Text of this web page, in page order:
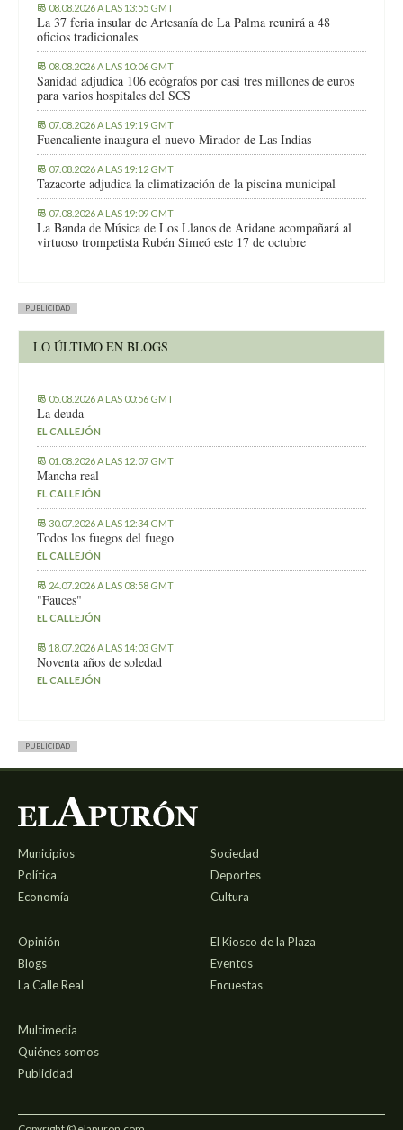
08.08.2026 A LAS 13:55 GMT
La 37 feria insular de Artesanía de La Palma reunirá a 48
oficios tradicionales
08.08.2026 A LAS 10:06 GMT
Sanidad adjudica 106 ecógrafos por casi tres millones de euros
para varios hospitales del SCS
07.08.2026 A LAS 19:19 GMT
Fuencaliente inaugura el nuevo Mirador de Las Indias
07.08.2026 A LAS 19:12 GMT
Tazacorte adjudica la climatización de la piscina municipal
07.08.2026 A LAS 19:09 GMT
La Banda de Música de Los Llanos de Aridane acompañará al
virtuoso trompetista Rubén Simeó este 17 de octubre
PUBLICIDAD
LO ÚLTIMO EN BLOGS
05.08.2026 A LAS 00:56 GMT
La deuda
EL CALLEJÓN
01.08.2026 A LAS 12:07 GMT
Mancha real
EL CALLEJÓN
30.07.2026 A LAS 12:34 GMT
Todos los fuegos del fuego
EL CALLEJÓN
24.07.2026 A LAS 08:58 GMT
"Fauces"
EL CALLEJÓN
18.07.2026 A LAS 14:03 GMT
Noventa años de soledad
EL CALLEJÓN
PUBLICIDAD
Municipios
Política
Economía
Sociedad
Deportes
Cultura
Opinión
Blogs
La Calle Real
El Kiosco de la Plaza
Eventos
Encuestas
Multimedia
Quiénes somos
Publicidad